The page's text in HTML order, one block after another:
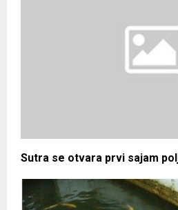
Sutra se otvara prvi sajam